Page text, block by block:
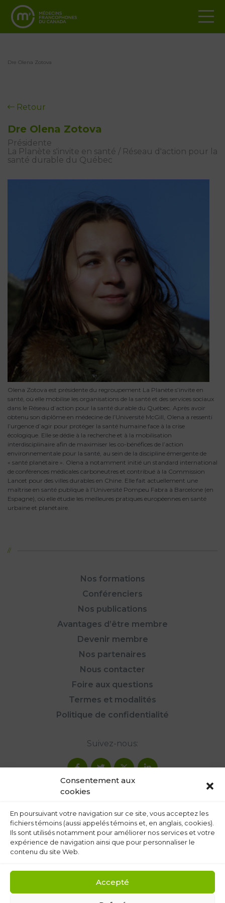
Consentement aux
cookies
En poursuivant votre navigation sur ce site, vous acceptez les
fichiers témoins (aussi appelés témoins et, en anglais, cookies).
Ils sont utilisés notamment pour améliorer nos services et votre
expérience de navigation ainsi que pour personnaliser le
contenu du site Web.
Accepté
Dre Olena Zotova
Retour
Dre Olena Zotova
Présidente
La Planète s'invite en santé / Réseau d'action pour la
santé durable du Québec
Olena Zotova est présidente du regroupement La Planète s’invite en
santé, où elle mobilise les organisations de la santé et des services sociaux
dans le Réseau d’action pour la santé durable du Québec. Après avoir
obtenu son diplôme en médecine de l’Université McGill, Olena a ressenti
l’urgence d’agir pour protéger la santé humaine face à la crise
écologique. Elle se dédie à la recherche et à la mobilisation
interdisciplinaire afin de maximiser les co-bénéfices de l’action
environnementale pour la santé, au sein de la discipline émergente de
« santé planétaire ». Olena a notamment initié un standard international
de conférences médicales carboneutres et contribué à la Commission
Lancet pour des villes durables en Chine. Elle fait actuellement une
maîtrise en santé publique à l’Université Pompeu Fabra à Barcelone (en
Espagne), où elle étudie les meilleures pratiques européennes en santé
urbaine et planétaire.
Nos formations
Conférenciers
Nos publications
Avantages d’être membre
Devenir membre
Nos partenaires
Nous contacter
Foire aux questions
Termes et modalités
Politique de confidentialité
Suivez-nous: